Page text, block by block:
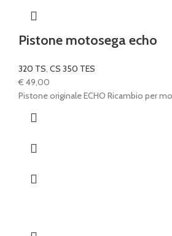
Pistone motosega echo
320 TS, CS 350 TES
€ 49,00
Pistone originale ECHO Ricambio per